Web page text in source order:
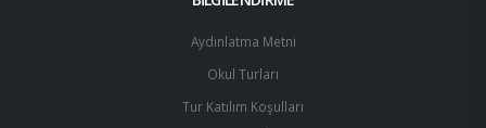
Aydınlatma Metni
Okul Turları
Tur Katılım Koşulları